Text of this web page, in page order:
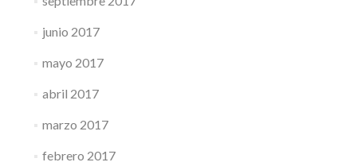
junio 2017
mayo 2017
abril 2017
marzo 2017
febrero 2017